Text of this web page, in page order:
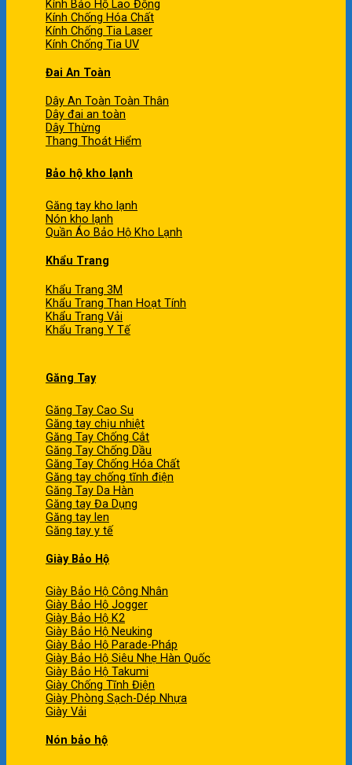
Kính Bảo Hộ Lao Động
Kính Chống Hóa Chất
Kính Chống Tia Laser
Kính Chống Tia UV
Đai An Toàn
Dây An Toàn Toàn Thân
Dây đai an toàn
Dây Thừng
Thang Thoát Hiểm
Bảo hộ kho lạnh
Găng tay kho lạnh
Nón kho lạnh
Quần Áo Bảo Hộ Kho Lạnh
Khẩu Trang
Khẩu Trang 3M
Khẩu Trang Than Hoạt Tính
Khẩu Trang Vải
Khẩu Trang Y Tế
Găng Tay
Găng Tay Cao Su
Găng tay chịu nhiệt
Găng Tay Chống Cắt
Găng Tay Chống Dầu
Găng Tay Chống Hóa Chất
Găng tay chống tĩnh điện
Găng Tay Da Hàn
Găng tay Đa Dụng
Găng tay len
Găng tay y tế
Giày Bảo Hộ
Giày Bảo Hộ Công Nhân
Giày Bảo Hộ Jogger
Giày Bảo Hộ K2
Giày Bảo Hộ Neuking
Giày Bảo Hộ Parade-Pháp
Giày Bảo Hộ Siêu Nhẹ Hàn Quốc
Giày Bảo Hộ Takumi
Giày Chống Tĩnh Điện
Giày Phòng Sạch-Dép Nhựa
Giày Vải
Nón bảo hộ